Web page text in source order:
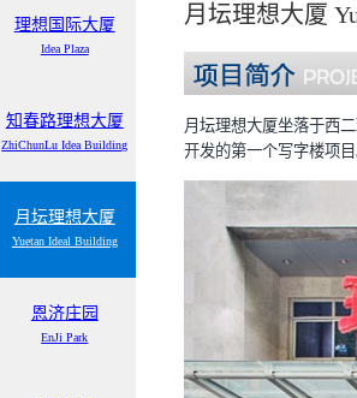
理想国际大厦
Idea Plaza
知春路理想大厦
ZhiChunLu Idea Building
月坛理想大厦
Yuetan Ideal Building
恩济庄园
EnJi Park
月坛理想大厦
月坛理想大厦坐落于西
开发的第一个写字楼项